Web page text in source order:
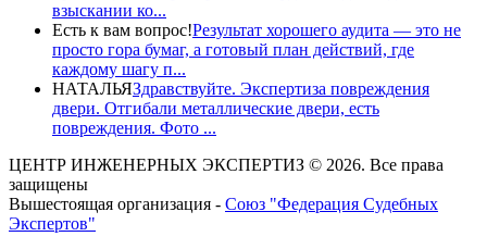
взыскании ко...
Есть к вам вопрос!Результат хорошего аудита — это не
просто гора бумаг, а готовый план действий, где
каждому шагу п...
НАТАЛЬЯЗдравствуйте. Экспертиза повреждения
двери. Отгибали металлические двери, есть
повреждения. Фото ...
ЦЕНТР ИНЖЕНЕРНЫХ ЭКСПЕРТИЗ © 2026. Все права
защищены
Вышестоящая организация - Союз "Федерация Судебных
Экспертов"